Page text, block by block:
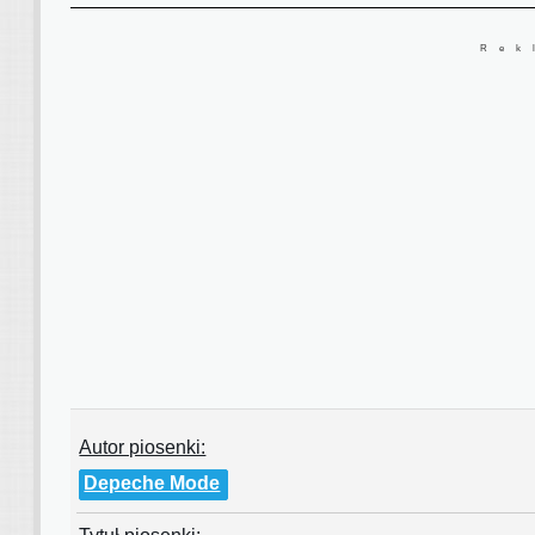
Autor piosenki:
Depeche Mode